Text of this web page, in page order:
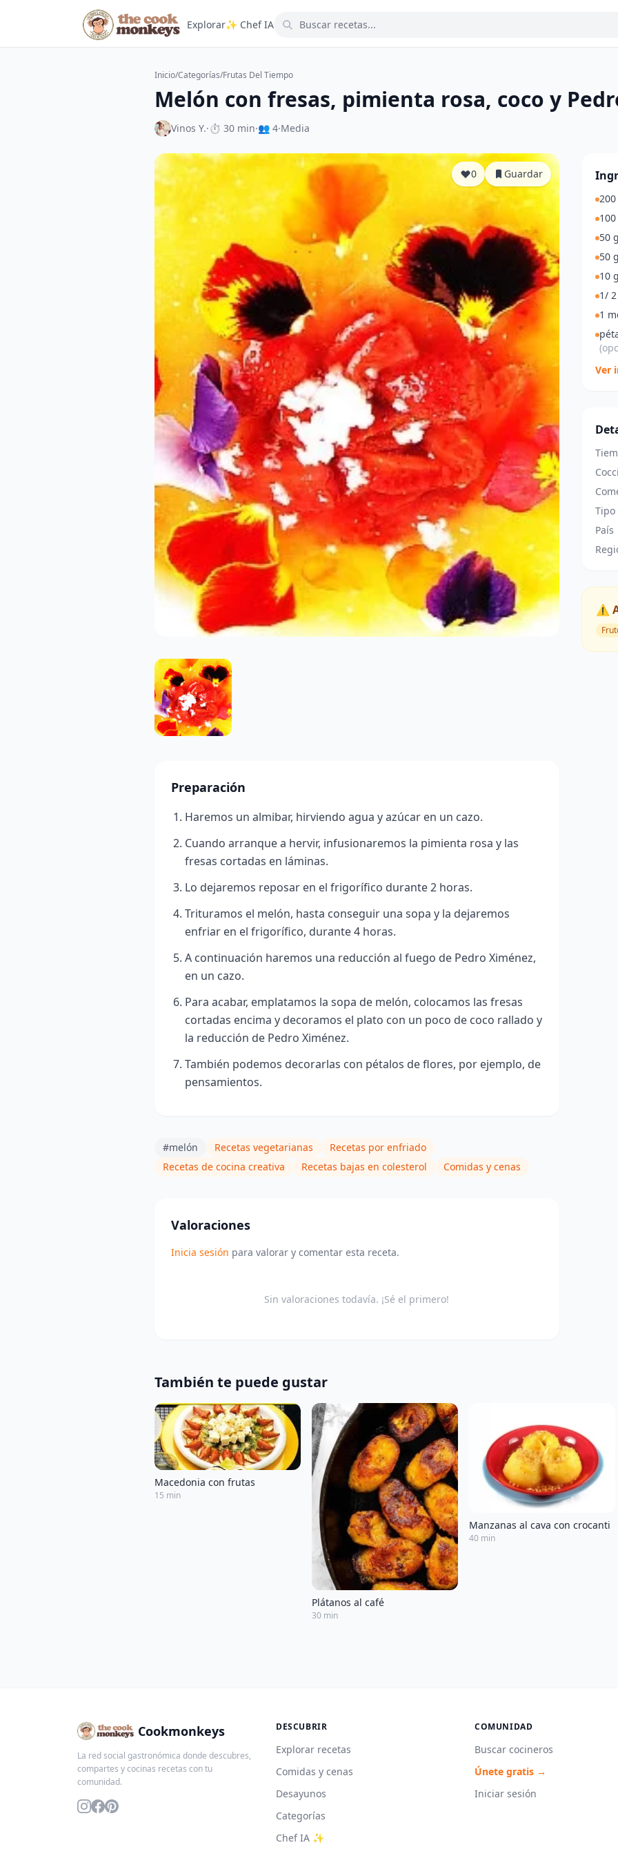
Explorar✨ Chef IA
Inicio/Categorías/Frutas Del Tiempo
Melón con fresas, pimienta rosa, coco y
Vinos Y.·⏱ 30 min·👥 4·Media
0 Guardar
Preparación
Haremos un almibar, hirviendo agua y azúcar en un cazo.
Cuando arranque a hervir, infusionaremos la pimienta rosa y las
fresas cortadas en láminas.
Lo dejaremos reposar en el frigorífico durante 2 horas.
Trituramos el melón, hasta conseguir una sopa y la dejaremos
enfriar en el frigorífico, durante 4 horas.
A continuación haremos una reducción al fuego de Pedro Ximénez,
en un cazo.
Para acabar, emplatamos la sopa de melón, colocamos las fresas
cortadas encima y decoramos el plato con un poco de coco rallado y
la reducción de Pedro Ximénez.
También podemos decorarlas con pétalos de flores, por ejemplo, de
pensamientos.
#melón Recetas vegetarianas
Recetas por enfriado
Recetas de cocina creativa
Recetas bajas en colesterol Comidas y cenas
Valoraciones
Inicia sesión para valorar y comentar esta receta.
Sin valoraciones todavía. ¡Sé el primero!
50
50
10
1/
1
Ver
Tipo
País
⚠️
También te puede gustar
Macedonia con frutas
15 min
Plátanos al café
30 min
Manzanas al cava con crocanti
40 min
Cookmonkeys
La red social gastronómica donde descubres,
compartes y cocinas recetas con tu
comunidad.
DESCUBRIR
Explorar recetas
Comidas y cenas
Desayunos
Categorías
Chef IA ✨
COMUNIDAD
Buscar cocineros
Únete gratis →
Iniciar sesión